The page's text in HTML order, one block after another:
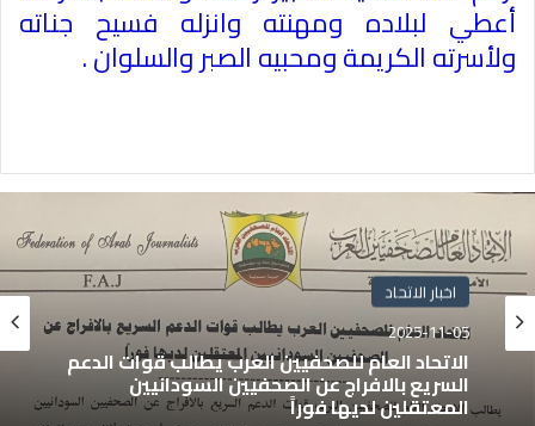
أعطي لبلاده ومهنته وانزله فسيح جناته
ولأسرته الكريمة ومحبيه الصبر والسلوان .
اخبار الاتحاد
2025-11-05
الاتحاد العام للصحفيين العرب يطالب قوات الدعم
السريع بالافراج عن الصحفيين السودانيين
المعتقلين لديها فوراً